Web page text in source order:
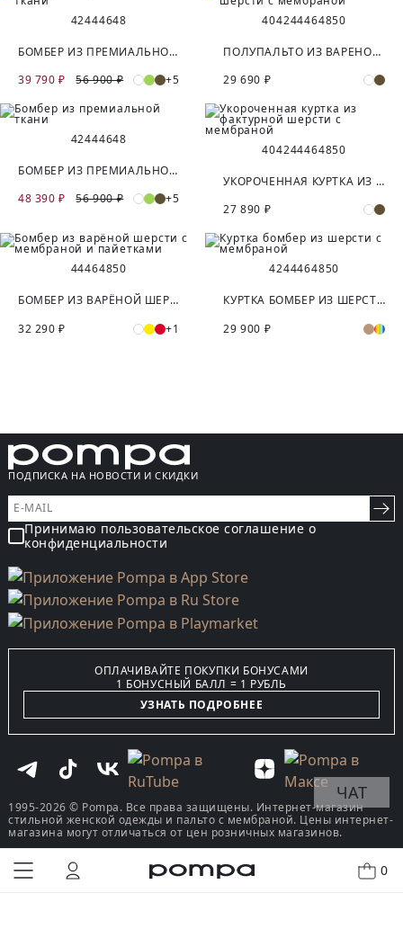
0
КУПИТЬ В ОДИН КЛИК
42444648
БОМБЕР ИЗ ПРЕМИАЛЬНОЙ ТКАНИ
39 790 ₽
56 900 ₽ +5
404244464850
ПОЛУПАЛЬТО ИЗ ВАРЕНОЙ ШЕРСТИ С МЕМБРАНОЙ
29 690 ₽
42444648
БОМБЕР ИЗ ПРЕМИАЛЬНОЙ ТКАНИ
48 390 ₽
56 900 ₽ +5
404244464850
УКОРОЧЕННАЯ КУРТКА ИЗ ФАКТУРНОЙ ШЕРСТИ С МЕМБРАНОЙ
27 890 ₽
44464850
БОМБЕР ИЗ ВАРЁНОЙ ШЕРСТИ С МЕМБРАНОЙ И ПАЙЕТКАМИ
32 290 ₽
+1
4244464850
КУРТКА БОМБЕР ИЗ ШЕРСТИ С МЕМБРАНОЙ
29 900 ₽
ПОДПИСКА НА НОВОСТИ И СКИДКИ
Принимаю пользовательское соглашение о
конфиденциальности
ОПЛАЧИВАЙТЕ ПОКУПКИ БОНУСАМИ
1 БОНУСНЫЙ БАЛЛ = 1 РУБЛЬ
УЗНАТЬ ПОДРОБНЕЕ
1995-2026 © Pompa. Все права защищены. Интернет-магазин
стильной женской одежды и пальто с мембраной. Цены интернет-
магазина могут отличаться от цен розничных магазинов.
ЧАТ